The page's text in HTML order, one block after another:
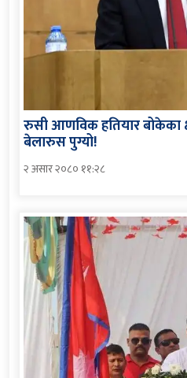
रुसी आणविक हतियार बोकेका
बेलारुस पुग्यो!
२ असार २०८० ११:२८